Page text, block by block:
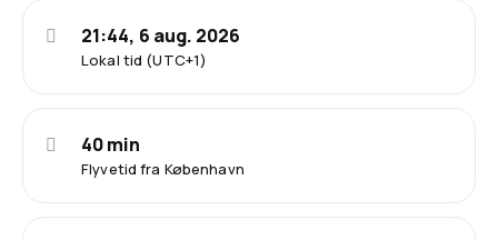
Lokal tid (UTC+1)
21:44, 6 aug. 2026
Flyvetid fra København
40 min